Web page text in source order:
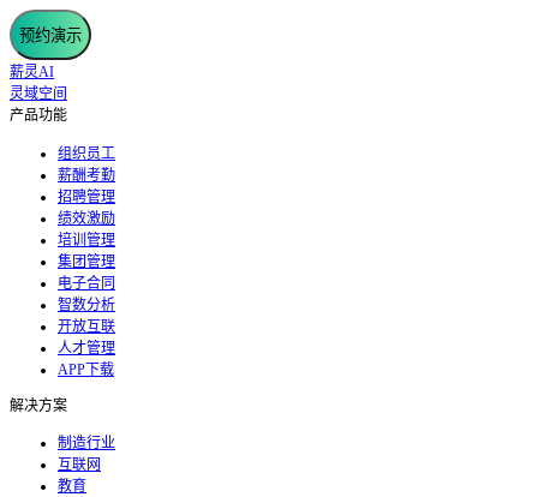
预约演示
薪灵AI
灵域空间
产品功能
组织员工
薪酬考勤
招聘管理
绩效激励
培训管理
集团管理
电子合同
智数分析
开放互联
人才管理
APP下载
解决方案
制造行业
互联网
教育